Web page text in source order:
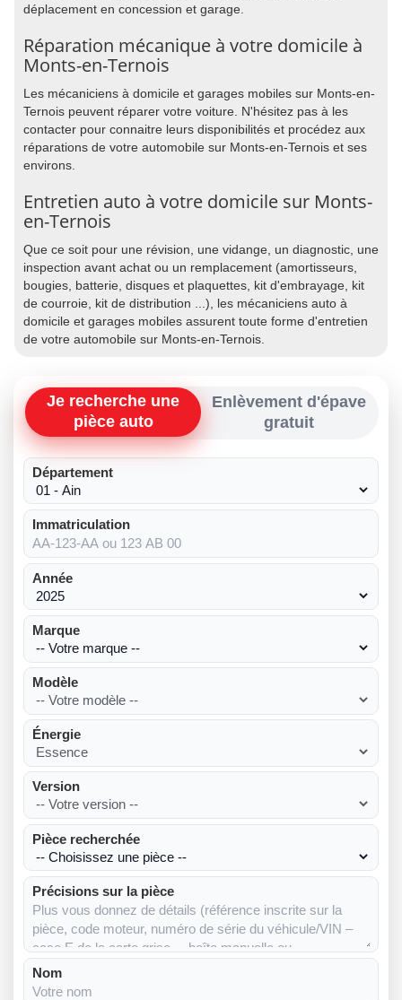
déplacement en concession et garage.
Réparation mécanique à votre domicile à
Monts-en-Ternois
Les mécaniciens à domicile et garages mobiles sur Monts-en-
Ternois peuvent réparer votre voiture. N'hésitez pas à les
contacter pour connaitre leurs disponibilités et procédez aux
réparations de votre automobile sur Monts-en-Ternois et ses
environs.
Entretien auto à votre domicile sur Monts-
en-Ternois
Que ce soit pour une révision, une vidange, un diagnostic, une
inspection avant achat ou un remplacement (amortisseurs,
bougies, batterie, disques et plaquettes, kit d'embrayage, kit
de courroie, kit de distribution ...), les mécaniciens auto à
domicile et garages mobiles assurent toute forme d'entretien
de votre automobile sur Monts-en-Ternois.
Je recherche une
pièce auto
Enlèvement d'épave
gratuit
Département
Immatriculation
Année
Marque
Modèle
Énergie
Version
Pièce recherchée
Précisions sur la pièce
Nom